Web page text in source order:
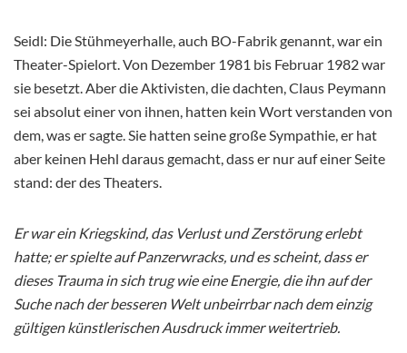
Seidl: Die Stühmeyerhalle, auch BO-Fabrik genannt, war ein
Theater-Spielort. Von Dezember 1981 bis Februar 1982 war
sie besetzt. Aber die Aktivisten, die dachten, Claus Peymann
sei absolut einer von ihnen, hatten kein Wort verstanden von
dem, was er sagte. Sie hatten seine große Sympathie, er hat
aber keinen Hehl daraus gemacht, dass er nur auf einer Seite
stand: der des Theaters.
Er war ein Kriegskind, das Verlust und Zerstörung erlebt
hatte; er spielte auf Panzerwracks, und es scheint, dass er
dieses Trauma in sich trug wie eine Energie, die ihn auf der
Suche nach der besseren Welt unbeirrbar nach dem einzig
gültigen künstlerischen Ausdruck immer weitertrieb.